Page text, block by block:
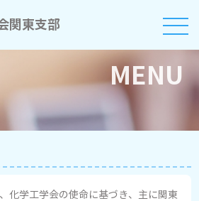
関東支部
MENU
化学工学会の使命に基づき、主に関東